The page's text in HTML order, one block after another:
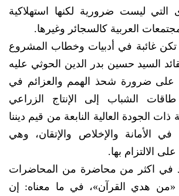
التي ليست ضرورية لكنها استهلاكية
العربية كالسجائر وغيرها.
تكن غائبة في أدبيات وخطاب المشروع
السيد حسين بدر الدين الحوثي عليه
على ضرورة شحذ الهمم والعزائم في
الشباب إلى الإنتاج الزراعي
ذات الجودة العالية النابعة من قيم ديننا
في الأمانة والإخلاص والإتقان، وهي
الالتزام بها.
في اكثر من محاضرة من المحاضرات
هدي القرآن»، في ما معناه: إن